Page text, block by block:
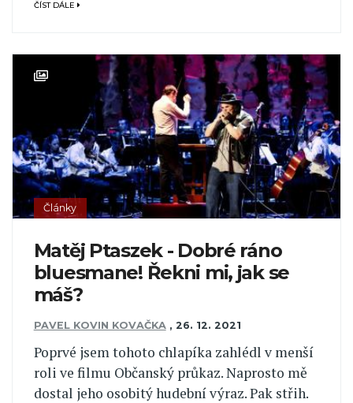
ČÍST DÁLE
Články
Matěj Ptaszek - Dobré ráno
bluesmane! Řekni mi, jak se
máš?
PAVEL KOVIN KOVAČKA , 26. 12. 2021
Poprvé jsem tohoto chlapíka zahlédl v menší
roli ve filmu Občanský průkaz. Naprosto mě
dostal jeho osobitý hudební výraz. Pak střih.